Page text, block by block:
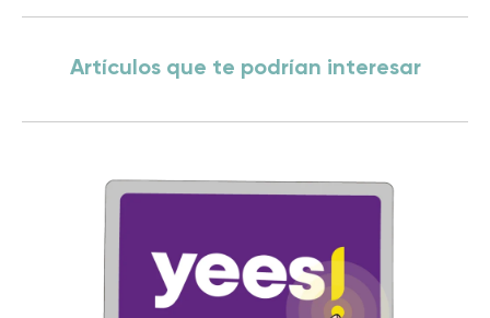
Artículos que te podrían interesar